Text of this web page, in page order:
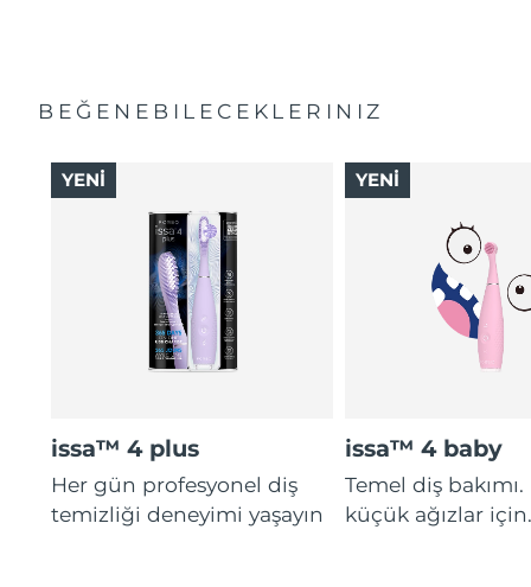
BEĞENEBILECEKLERINIZ
issa™ 4 plus
Her gün profesyonel diş
temizliği deneyimi yaşayın
YENİ
issa™ 4 baby
Temel diş
küçük ağızlar
YENİ